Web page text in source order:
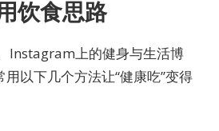
饮食思路
Instagram上的健身与生活博
以下几个方法让“健康吃”变得